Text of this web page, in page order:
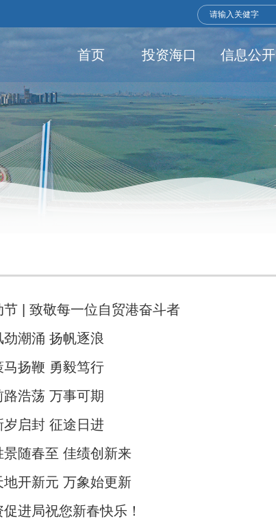
首页 投资海口 信息公开
节 | 致敬每一位自贸港奋斗者
潮涌 扬帆逐浪
马扬鞭 勇毅笃行
浩荡 万事可期
岁启封 征途日进
景随春至 佳绩创新来
地开新元 万象始更新
进局祝您新春快乐！